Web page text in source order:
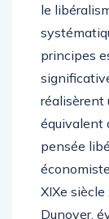
le
principes
réalisèrent
équivalent
pensée
XIXe
Dunoyer,